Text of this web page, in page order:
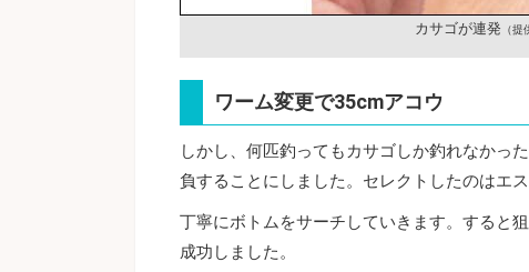
カサゴが連発 （
ワーム変更で35cmアコウ
しかし、何匹釣ってもカサゴしか釣れなかっ
負することにしました。セレクトしたのはエス
丁寧にボトムをサーチしていきます。すると
成功しました。